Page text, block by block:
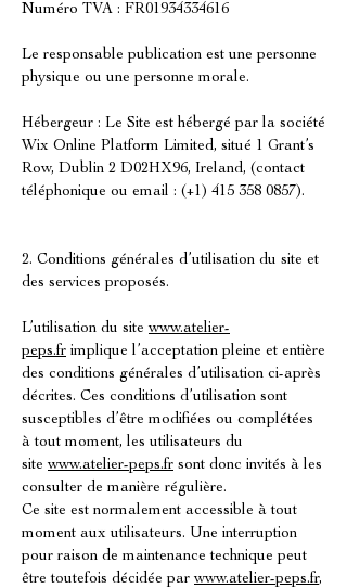
Numéro TVA : FR01934334616
Le responsable publication est une personne
physique ou une personne morale.
​​Hébergeur : Le Site est hébergé par la société
Wix Online Platform Limited, situé 1 Grant’s
Row, Dublin 2 D02HX96, Ireland, (contact
téléphonique ou email : (+1) 415 358 0857).
2. Conditions générales d’utilisation du site et
des services proposés.
L’utilisation du site www.atelier-
peps.fr implique l’acceptation pleine et entière
des conditions générales d’utilisation ci-après
décrites. Ces conditions d’utilisation sont
susceptibles d’être modifiées ou complétées
à tout moment, les utilisateurs du
site www.atelier-peps.fr sont donc invités à les
consulter de manière régulière.
Ce site est normalement accessible à tout
moment aux utilisateurs. Une interruption
pour raison de maintenance technique peut
être toutefois décidée par www.atelier-peps.fr,